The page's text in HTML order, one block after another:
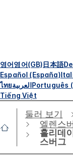
영어영어(GB)日本語
Español (España)
ไทยالعربيةPortuguês
Tiếng Việt
둘러 보기
엘렌스
홀리데
스버그